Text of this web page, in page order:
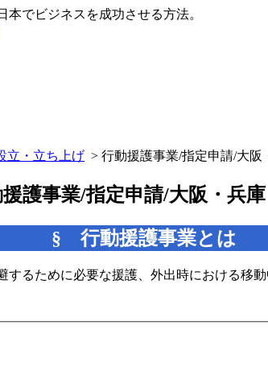
でビジネスを成功させる方法。
立・立ち上げ > 行動援護事業/指定申請/大阪
護事業/指定申請/大阪・兵
§ 行動援護事業とは
するために必要な援護、外出時における移